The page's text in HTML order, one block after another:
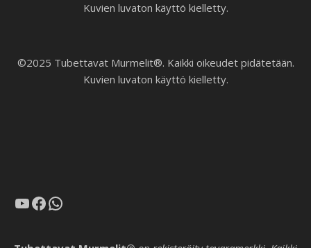
Kuvien luvaton käyttö kielletty.
©2025 Tubettavat Murmelit®. Kaikki oikeudet pidätetään.
Kuvien luvaton käyttö kielletty.
YouTube
Facebook
WhatsApp